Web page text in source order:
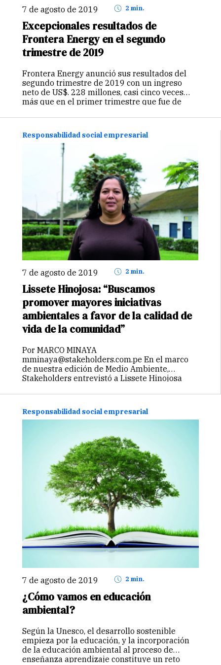
7 de agosto de 2019 2 min.
Excepcionales resultados de
Frontera Energy en el segundo
trimestre de 2019
Frontera Energy anunció sus resultados del
segundo trimestre de 2019 con un ingreso
neto de US$. 228 millones, casi cinco veces
más que en el primer trimestre que fue de
empresa tener…Continuar
Responsabilidad social empresarial
7 de agosto de 2019 2 min.
Lissete Hinojosa: “Buscamos
promover mayores iniciativas
ambientales a favor de la calidad de
vida de la comunidad”
Por MARCO MINAYA
mminaya@stakeholders.com.pe En el marco
de nuestra edición de Medio Ambiente,
Stakeholders entrevistó a Lissete Hinojosa
ambiente de Asociación UNACEM, quien
brindó detalles acerca del Proyecto Ambiental
Comunitario “Acercando esfuerzos
Responsabilidad social empresarial
7 de agosto de 2019 2 min.
¿Cómo vamos en educación
ambiental?
Según la Unesco, el desarrollo sostenible
empieza por la educación, y la incorporación
de la educación ambiental al proceso de
enseñanza aprendizaje constituye un reto